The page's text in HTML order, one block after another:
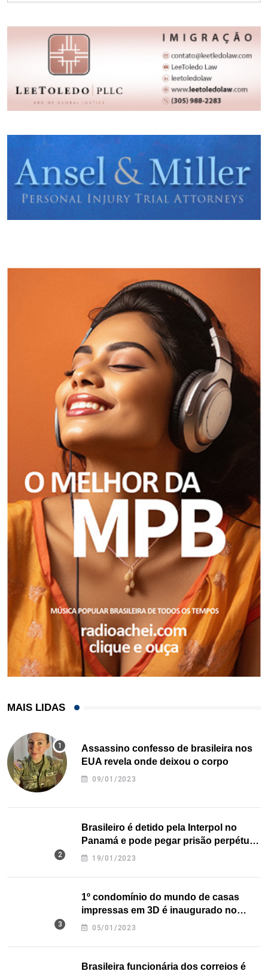
MAIS LIDAS
Assassino confesso de brasileira nos
EUA revela onde deixou o corpo
09/01/2023
Brasileiro é detido pela Interpol no
Panamá e pode pegar prisão perpétua
nos EUA
19/01/2023
1º condomínio do mundo de casas
impressas em 3D é inaugurado no
Texas
05/01/2023
Brasileira funcionária dos correios é